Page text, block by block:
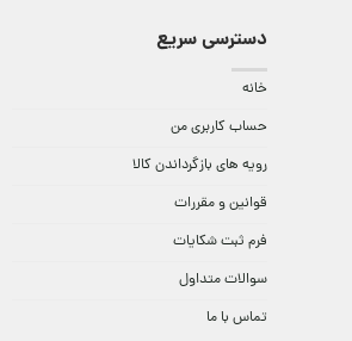
دسترسی سریع
خانه
حساب کاربری من
رویه های بازگرداندن کالا
قوانین و مقررات
فرم ثبت شکایات
سوالات متداول
تماس با ما